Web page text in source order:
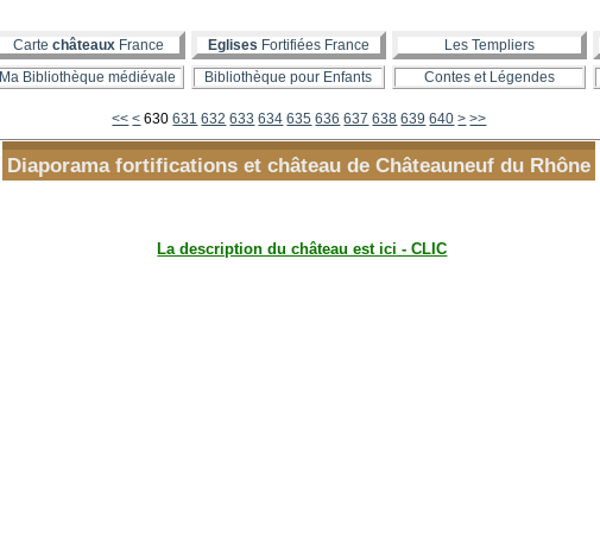
Carte châteauxFrance Eglises Fortifiées France Les Templiers
Ma Bibliothèque médiévale Bibliothèque pour Enfants Contes et Légendes
<< < 600
610
620
630 631 632 633 634 635 636 637 638 639 640 650
660
670
680
690
700
800
900
1000
> >>
Diaporama fortifications et château de Châteauneuf du Rhône
La description du château est ici - CLIC